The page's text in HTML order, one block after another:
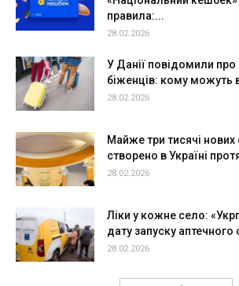
правила:...
28.02.2026
У Данії повідомили про
біженців: кому можуть
28.02.2026
Майже три тисячі нових
створено в Україні
28.02.2026
Ліки у кожне село:
дату запуску аптечного
28.02.2026